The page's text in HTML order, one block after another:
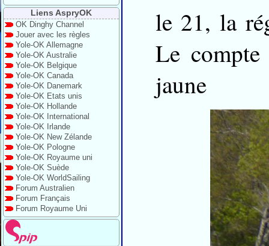
Liens AspryOK
OK Dinghy Channel
Jouer avec les règles
Yole-OK Allemagne
Yole-OK Australie
Yole-OK Belgique
Yole-OK Canada
Yole-OK Danemark
Yole-OK Etats unis
Yole-OK Hollande
Yole-OK International
Yole-OK Irlande
Yole-OK New Zélande
Yole-OK Pologne
Yole-OK Royaume uni
Yole-OK Suède
Yole-OK WorldSailing
Forum Australien
Forum Français
Forum Royaume Uni
le 21, la
Le
jaune